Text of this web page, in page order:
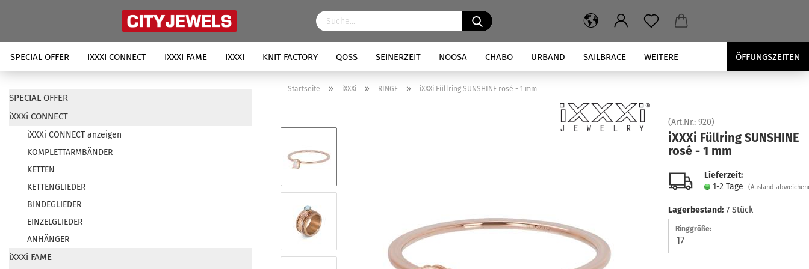
SPECIAL OFFER IXXXI CONNECT IXXXI FAME IXXXI KNIT FACTORY QOSS SEINERZEIT NOOSA CHABO URBAND SAILBRACE ÖFFUNGSZEITEN
WEITERE
Startseite » iXXXi » RINGE » iXXXi Füllring SUNSHINE rosé - 1 mm
(Art.Nr.: 920)
iXXXi Füll­ring SUNSHI­NE
rosé - 1 mm
Lieferzeit:
1-2 Tage
(Ausland
Lagerbestand: 7 Stück
Ringgröße:
SPECIAL OFFER
iXXXi CONNECT
iXXXi CONNECT anzeigen
KOMPLETTARMBÄNDER
KETTEN
KETTENGLIEDER
BINDEGLIEDER
EINZELGLIEDER
ANHÄNGER
iXXXi FAME